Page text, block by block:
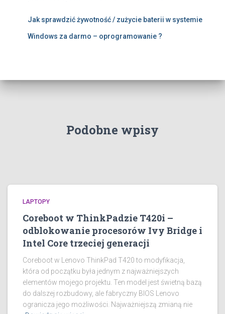
Jak sprawdzić żywotność / zużycie baterii w systemie
Windows za darmo – oprogramowanie ?
Podobne wpisy
LAPTOPY
Coreboot w ThinkPadzie T420i –
odblokowanie procesorów Ivy Bridge i
Intel Core trzeciej generacji
Coreboot w Lenovo ThinkPad T420 to modyfikacja,
która od początku była jednym z najważniejszych
elementów mojego projektu. Ten model jest świetną bazą
do dalszej rozbudowy, ale fabryczny BIOS Lenovo
ogranicza jego możliwości. Najważniejszą zmianą nie